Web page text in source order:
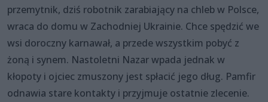
przemytnik, dziś robotnik zarabiający na chleb w Polsce,
wraca do domu w Zachodniej Ukrainie. Chce spędzić we
wsi doroczny karnawał, a przede wszystkim pobyć z
żoną i synem. Nastoletni Nazar wpada jednak w
kłopoty i ojciec zmuszony jest spłacić jego dług. Pamfir
odnawia stare kontakty i przyjmuje ostatnie zlecenie.